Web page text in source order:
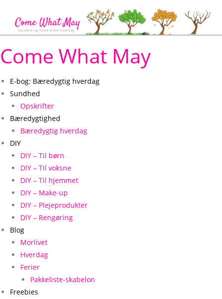
indholdet
Come What May
E-bog: Bæredygtig hverdag
Sundhed
Opskrifter
Bæredygtighed
Bæredygtig hverdag
DIY
DIY – Til børn
DIY – Til voksne
DIY – Til hjemmet
DIY – Make-up
DIY – Plejeprodukter
DIY – Rengøring
Blog
Morlivet
Hverdag
Ferier
Pakkeliste-skabelon
Freebies